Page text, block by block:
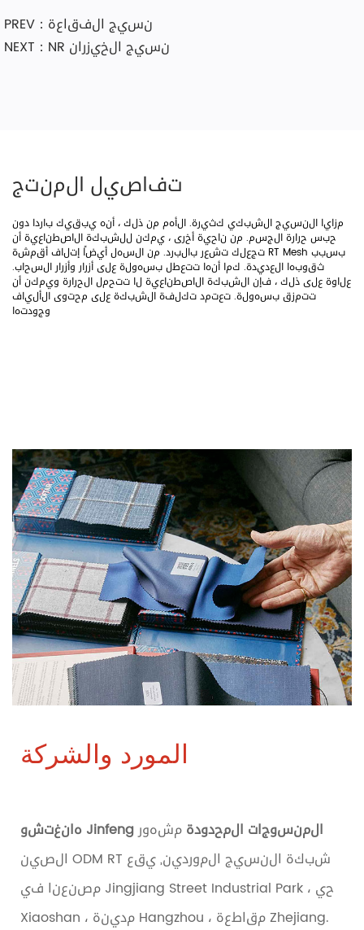
PREV：نسيج الفقاعة
NEXT：NR نسيج الخيزران
تفاصيل المنتج
مزايا النسيج الشبكي كثيرة. الأهم من ذلك ، أنه يبقيك باردا دون
حبس حرارة الجسم. من ناحية أخرى ، يمكن للشبكة الاصطناعية أن
تجعلك تشعر بالبرد. من السهل أيضًا إتلاف أقمشة RT Mesh بسبب
ثقوبها العديدة. كما أنها تتعطل بسهولة على أزرار وأزرار السحاب.
علاوة على ذلك ، فإن الشبكة الاصطناعية لا تتحمل الحرارة ويمكن أن
تتمزق بسهولة. تعتمد تكلفة الشبكة على محتوى الألياف
وجودتها
المورد والشركة
هانغتشو Jinfeng المنسوجات المحدودة مشهور
الصين ODM RT شبكة النسيج الموردين, يقع
مصنعنا في Jingjiang Street Industrial Park ، حي
Xiaoshan ، مدينة Hangzhou ، مقاطعة Zhejiang.